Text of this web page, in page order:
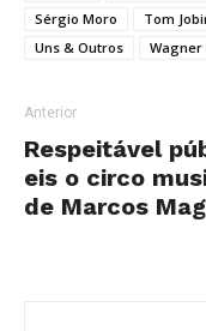
Sérgio Moro
Tom
Uns & Outros
Anterior
Respeitável
eis o circo
de Marcos